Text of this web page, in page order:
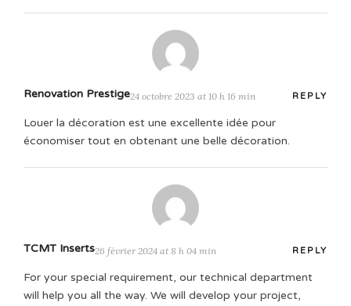
Renovation Prestige24 octobre 2023 at 10 h 16 min REPLY
Louer la décoration est une excellente idée pour
économiser tout en obtenant une belle décoration.
TCMT Inserts26 février 2024 at 8 h 04 min REPLY
For your special requirement, our technical department
will help you all the way. We will develop your project,